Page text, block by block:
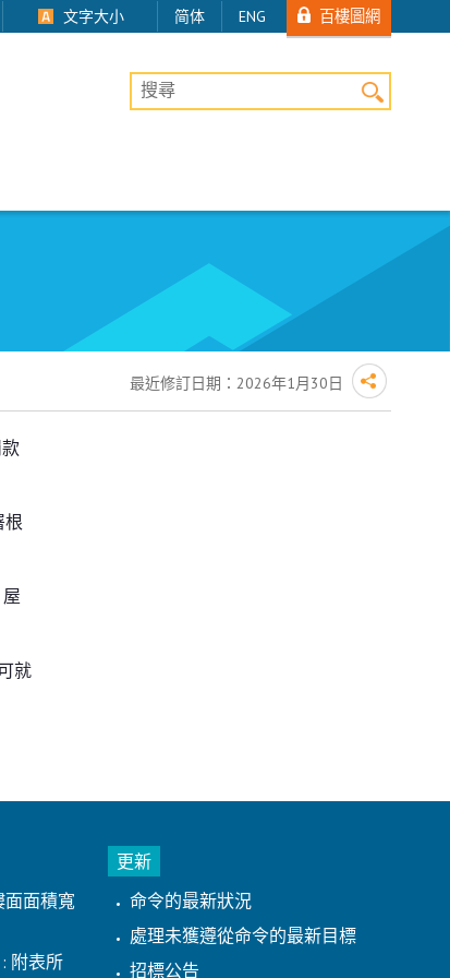
文字大小 简体 ENG 百樓圖網
桌上版網站搜尋
最近修訂日期：2026年1月30日
根
就
面面積寬
附表所
更新
命令的最新狀況
處理未獲遵從命令的最新目標
招標公告